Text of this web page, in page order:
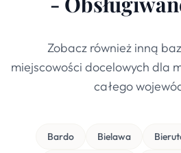
Zobacz również inną
miejscowości docelowych dla
całego
Bardo Bielawa